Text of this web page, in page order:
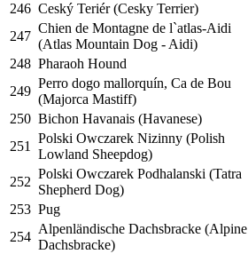
246 Ceský Teriér (Cesky Terrier)
247
Chien de Montagne de l`atlas-Aidi
(Atlas Mountain Dog - Aidi)
248 Pharaoh Hound
249
Perro dogo mallorquín, Ca de Bou
(Majorca Mastiff)
250 Bichon Havanais (Havanese)
251
Polski Owczarek Nizinny (Polish
Lowland Sheepdog)
252
Polski Owczarek Podhalanski (Tatra
Shepherd Dog)
253 Pug
254
Alpenländische Dachsbracke (Alpine
Dachsbracke)